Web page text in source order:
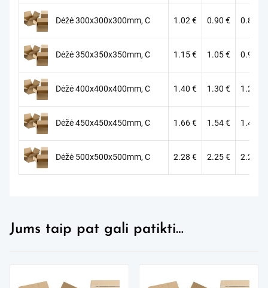
Dėžė 300x300x300mm, C 1.02€ 0.90 € 0.81
Dėžė 350x350x350mm, C 1.15€ 1.05€ 0.94
Dėžė 400x400x400mm, C 1.40 € 1.30 € 1.22
Dėžė 450x450x450mm, C 1.66€ 1.54€ 1.48
Dėžė 500x500x500mm, C 2.28 € 2.25€ 2.20
Jums taip pat gali patikti…